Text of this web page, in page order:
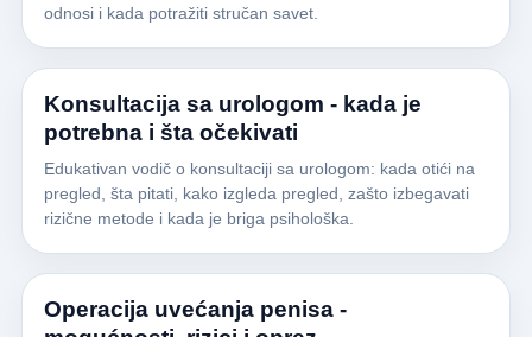
odnosi i kada potražiti stručan savet.
Konsultacija sa urologom - kada je
potrebna i šta očekivati
Edukativan vodič o konsultaciji sa urologom: kada otići na
pregled, šta pitati, kako izgleda pregled, zašto izbegavati
rizične metode i kada je briga psihološka.
Operacija uvećanja penisa -